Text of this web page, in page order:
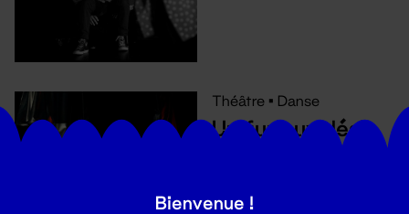
Théâtre • Danse
Un furieux désir
Bienvenue !